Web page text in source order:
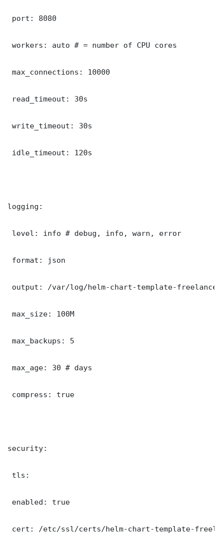
port: 8080
workers: auto # = number of CPU cores
max_connections: 10000
read_timeout: 30s
write_timeout: 30s
idle_timeout: 120s
logging:
level: info # debug, info, warn, error
format: json
output: /var/log/helm-chart-template-
max_size: 100M
max_backups: 5
max_age: 30 # days
compress: true
security:
tls:
enabled: true
cert: /etc/ssl/certs/helm-chart-template-